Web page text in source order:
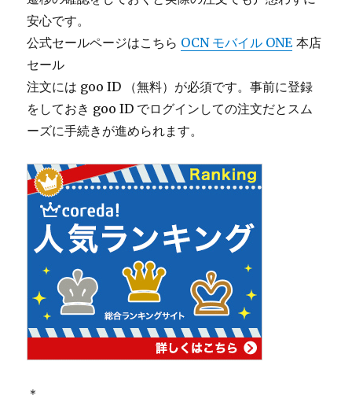
安心です。
公式セールページはこちら OCN モバイル ONE 本店
セール
注文には goo ID （無料）が必須です。事前に登録
をしておき goo ID でログインしての注文だとスム
ーズに手続きが進められます。
＊